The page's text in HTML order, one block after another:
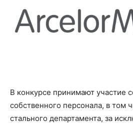
В конкурсе принимают участие
собственного персонала, в том
стального департамента, за